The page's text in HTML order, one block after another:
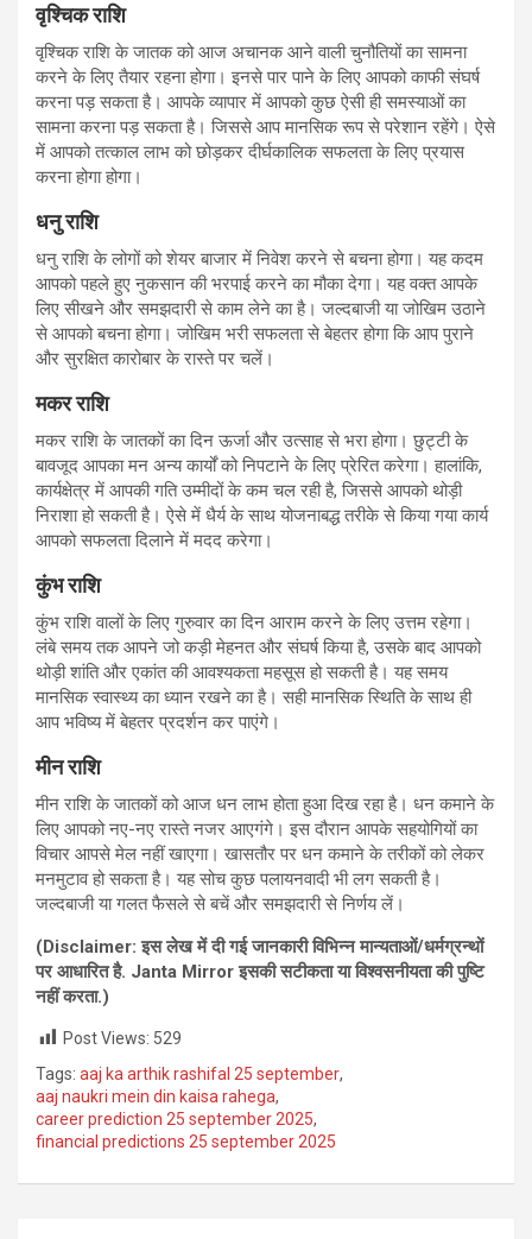
वृश्चिक राशि
वृश्चिक राशि के जातक को आज अचानक आने वाली चुनौतियों का सामना
करने के लिए तैयार रहना होगा। इनसे पार पाने के लिए आपको काफी संघर्ष
करना पड़ सकता है। आपके व्यापार में आपको कुछ ऐसी ही समस्याओं का
सामना करना पड़ सकता है। जिससे आप मानसिक रूप से परेशान रहेंगे। ऐसे
में आपको तत्काल लाभ को छोड़कर दीर्घकालिक सफलता के लिए प्रयास
करना होगा होगा।
धनु राशि
धनु राशि के लोगों को शेयर बाजार में निवेश करने से बचना होगा। यह कदम
आपको पहले हुए नुकसान की भरपाई करने का मौका देगा। यह वक्त आपके
लिए सीखने और समझदारी से काम लेने का है। जल्दबाजी या जोखिम उठाने
से आपको बचना होगा। जोखिम भरी सफलता से बेहतर होगा कि आप पुराने
और सुरक्षित कारोबार के रास्ते पर चलें।
मकर राशि
मकर राशि के जातकों का दिन ऊर्जा और उत्साह से भरा होगा। छुट्टी के
बावजूद आपका मन अन्य कार्यों को निपटाने के लिए प्रेरित करेगा। हालांकि,
कार्यक्षेत्र में आपकी गति उम्मीदों के कम चल रही है, जिससे आपको थोड़ी
निराशा हो सकती है। ऐसे में धैर्य के साथ योजनाबद्ध तरीके से किया गया कार्य
आपको सफलता दिलाने में मदद करेगा।
कुंभ राशि
कुंभ राशि वालों के लिए गुरुवार का दिन आराम करने के लिए उत्तम रहेगा।
लंबे समय तक आपने जो कड़ी मेहनत और संघर्ष किया है, उसके बाद आपको
थोड़ी शांति और एकांत की आवश्यकता महसूस हो सकती है। यह समय
मानसिक स्वास्थ्य का ध्यान रखने का है। सही मानसिक स्थिति के साथ ही
आप भविष्य में बेहतर प्रदर्शन कर पाएंगे।
मीन राशि
मीन राशि के जातकों को आज धन लाभ होता हुआ दिख रहा है। धन कमाने के
लिए आपको नए-नए रास्ते नजर आएगंगे। इस दौरान आपके सहयोगियों का
विचार आपसे मेल नहीं खाएगा। खासतौर पर धन कमाने के तरीकों को लेकर
मनमुटाव हो सकता है। यह सोच कुछ पलायनवादी भी लग सकती है।
जल्दबाजी या गलत फैसले से बचें और समझदारी से निर्णय लें।
(Disclaimer:इस लेख में दी गई जानकारी विभिन्‍न मान्‍यताओं/धर्मग्रन्‍थों
पर आधारित है. Janta Mirrorइसकी सटीकता या विश्‍वसनीयता की पुष्टि
नहीं करता.)
Post Views: 529
Tags: aaj ka arthik rashifal 25 september,
aaj naukri mein din kaisa rahega,
career prediction 25 september 2025,
financial predictions 25 september 2025